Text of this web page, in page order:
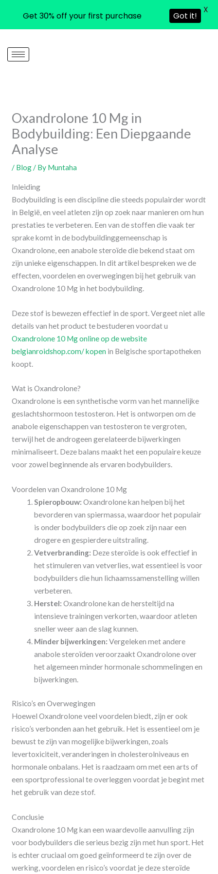
content
Oxandrolone 10 Mg in
Bodybuilding: Een Diepgaande
Analyse
/ Blog/ By Muntaha
Inleiding
Bodybuilding is een discipline die steeds populairder wordt
in België, en veel atleten zijn op zoek naar manieren om hun
prestaties te verbeteren. Een van de stoffen die vaak ter
sprake komt in de bodybuildinggemeenschap is
Oxandrolone, een anabole steroïde die bekend staat om
zijn unieke eigenschappen. In dit artikel bespreken we de
effecten, voordelen en overwegingen bij het gebruik van
Oxandrolone 10 Mg in het bodybuilding.
Deze stof is bewezen effectief in de sport. Vergeet niet alle
details van het product te bestuderen voordat u
Oxandrolone 10 Mg online op de website
belgianroidshop.com/ kopenin Belgische sportapotheken
koopt.
Wat is Oxandrolone?
Oxandrolone is een synthetische vorm van het mannelijke
geslachtshormoon testosteron. Het is ontworpen om de
anabole eigenschappen van testosteron te vergroten,
terwijl het de androgeen gerelateerde bijwerkingen
minimaliseert. Deze balans maakt het een populaire keuze
voor zowel beginnende als ervaren bodybuilders.
Voordelen van Oxandrolone 10 Mg
Spieropbouw: Oxandrolone kan helpen bij het
bevorderen van spiermassa, waardoor het populair
is onder bodybuilders die op zoek zijn naar een
drogere en gespierdere uitstraling.
Vetverbranding: Deze steroïde is ook effectief in
het stimuleren van vetverlies, wat essentieel is voor
bodybuilders die hun lichaamssamenstelling willen
verbeteren.
Herstel: Oxandrolone kan de hersteltijd na
intensieve trainingen verkorten, waardoor atleten
sneller weer aan de slag kunnen.
Minder bijwerkingen: Vergeleken met andere
anabole steroïden veroorzaakt Oxandrolone over
het algemeen minder hormonale schommelingen en
bijwerkingen.
Risico’s en Overwegingen
Hoewel Oxandrolone veel voordelen biedt, zijn er ook
risico’s verbonden aan het gebruik. Het is essentieel om je
bewust te zijn van mogelijke bijwerkingen, zoals
levertoxiciteit, veranderingen in cholesterolniveaus en
hormonale onbalans. Het is raadzaam om met een arts of
een sportprofessional te overleggen voordat je begint met
het gebruik van deze stof.
Conclusie
Oxandrolone 10 Mg kan een waardevolle aanvulling zijn
voor bodybuilders die serieus bezig zijn met hun sport. Het
is echter cruciaal om goed geïnformeerd te zijn over de
werking, voordelen en risico’s voordat je deze steroïde
Get 30% off your first purchase Got it!
X